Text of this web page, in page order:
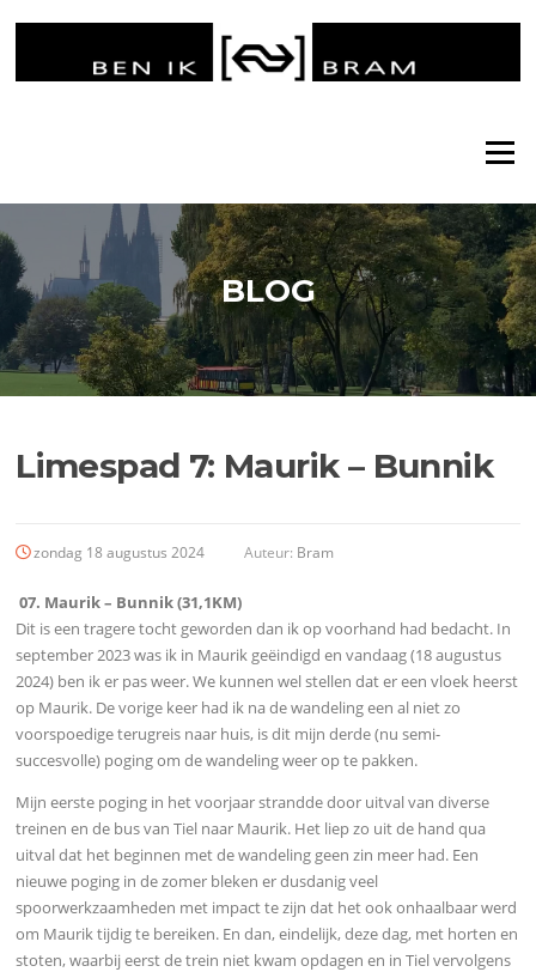
Menu
BLOG
Limespad 7: Maurik – Bunnik
zondag 18 augustus 2024 Auteur: Bram
07. Maurik – Bunnik (31,1KM)
Dit is een tragere tocht geworden dan ik op voorhand had bedacht. In
september 2023 was ik in Maurik geëindigd en vandaag (18 augustus
2024) ben ik er pas weer. We kunnen wel stellen dat er een vloek heerst
op Maurik. De vorige keer had ik na de wandeling een al niet zo
voorspoedige terugreis naar huis, is dit mijn derde (nu semi-
succesvolle) poging om de wandeling weer op te pakken.
Mijn eerste poging in het voorjaar strandde door uitval van diverse
treinen en de bus van Tiel naar Maurik. Het liep zo uit de hand qua
uitval dat het beginnen met de wandeling geen zin meer had. Een
nieuwe poging in de zomer bleken er dusdanig veel
spoorwerkzaamheden met impact te zijn dat het ook onhaalbaar werd
om Maurik tijdig te bereiken. En dan, eindelijk, deze dag, met horten en
stoten, waarbij eerst de trein niet kwam opdagen en in Tiel vervolgens